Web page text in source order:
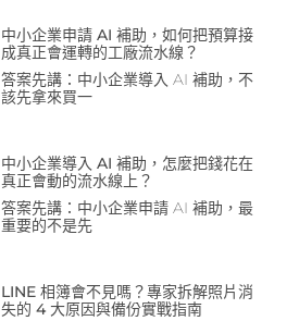
中小企業申請 AI 補助，如何把預算接
成真正會運轉的工廠流水線？
答案先講：中小企業導入 AI 補助，不
該先拿來買一
中小企業導入 AI 補助，怎麼把錢花在
真正會動的流水線上？
答案先講：中小企業申請 AI 補助，最
重要的不是先
LINE 相簿會不見嗎？專家拆解照片消
失的 4 大原因與備份實戰指南